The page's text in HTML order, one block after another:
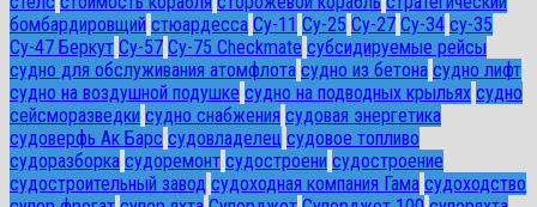
бомбардировщий стюардесса Су-11 Су-25 Су-27 Су-34 су-35
Су-47 Беркут Су-57 Су-75 Checkmate субсидируемые рейсы
судно для обслуживания атомфлота судно из бетона судно лифт
судно на воздушной подушке судно на подводных крыльях судно
сейсморазведки судно снабжения судовая энергетика
судоверфь Ак Барс судовладелец судовое топливо
судоразборка судоремонт судостроени судостроение
судостроительный завод судоходная компания Гама судоходство